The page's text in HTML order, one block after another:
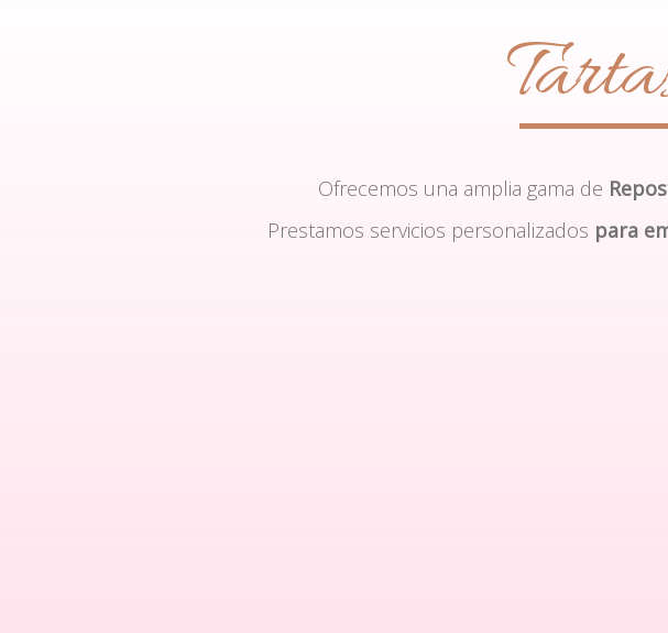
Ofrecemos una amplia gama de
Prestamos servicios personalizados para